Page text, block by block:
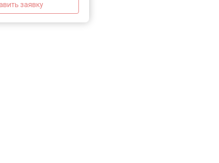
заявку